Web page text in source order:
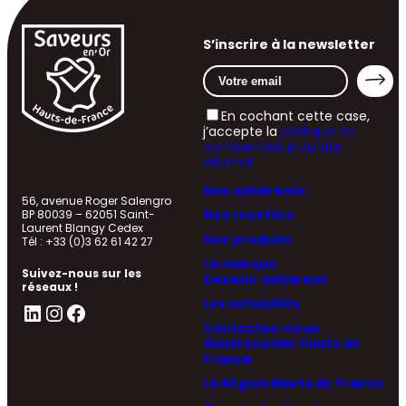
Nos adhérents
Nos recettes
Nos produits
La marque
Devenir adhérent
Les actualités
Contactez-nous
Gastronomie Hauts de
France
La Région Hauts de France
56, avenue Roger Salengro
BP 80039 – 62051 Saint-
Laurent Blangy Cedex
Tél : +33 (0)3 62 61 42 27
Suivez-nous sur les
réseaux !
LinkedIn InstagramFacebook
S’inscrire à la newsletter
En cochant cette case,
j’accepte la politique de
confidentialité du site
internet